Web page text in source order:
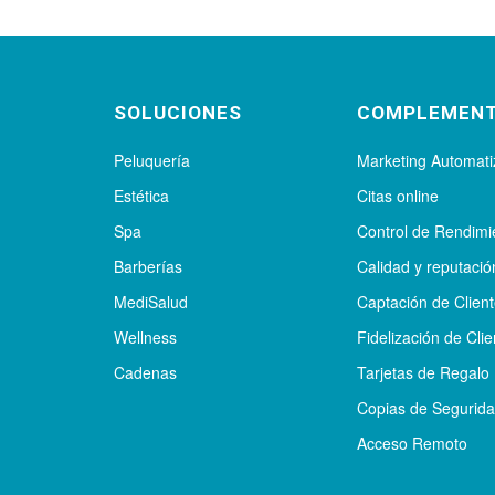
SOLUCIONES
Peluquería
Estética
Spa
Barberías
MediSalud
Wellness
Cadenas
Marketing
Citas online
Control de
Calidad y
Captación de
Fidelización de
Tarjetas de Regalo
Copias de
Acceso Remoto